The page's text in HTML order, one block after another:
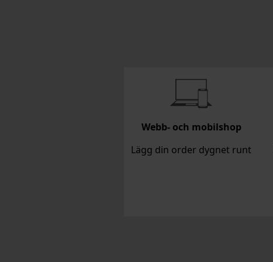
Webb- och mobilshop
Lägg din order dygnet runt